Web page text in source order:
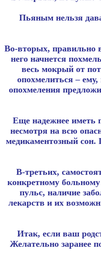
Пьяным нельзя
Во-вторых, правильно
него начнется
весь мокрый от
опохмелиться –
опохмеления
Еще надежнее иметь
несмотря на всю
медикаментозный сон.
В-третьих,
конкретному
пульс, наличие
лекарств и их
Итак, если ваш
Желательно заранее